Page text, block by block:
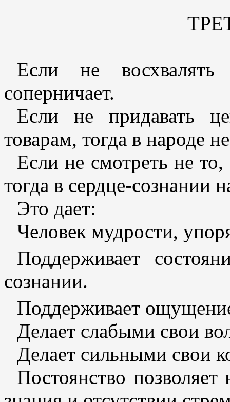
Если не
соперничает.
Если не придавать
товарам, тогда в народе
Если не смотреть не
тогда в сердце-сознании
Это дает:
Человек мудрости,
Поддерживает
сознании.
Поддерживает
Делает слабыми свои
Делает сильными свои
Постоянство позволяет